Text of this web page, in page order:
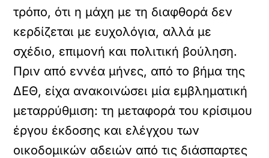
τρόπο, ότι η μάχη με τη διαφθορά δεν
κερδίζεται με ευχολόγια, αλλά με
σχέδιο, επιμονή και πολιτική βούληση.
Πριν από εννέα μήνες, από το βήμα της
ΔΕΘ, είχα ανακοινώσει μία εμβληματική
μεταρρύθμιση: τη μεταφορά του κρίσιμου
έργου έκδοσης και ελέγχου των
οικοδομικών αδειών από τις διάσπαρτες